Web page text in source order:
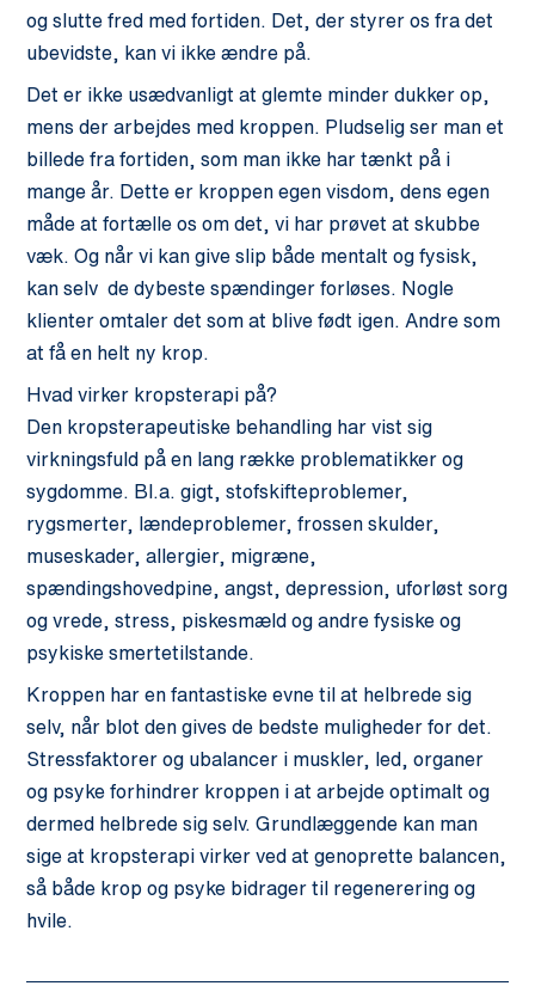
og slutte fred med fortiden. Det, der styrer os fra det
ubevidste, kan vi ikke ændre på.
Det er ikke usædvanligt at glemte minder dukker op,
mens der arbejdes med kroppen. Pludselig ser man et
billede fra fortiden, som man ikke har tænkt på i
mange år. Dette er kroppen egen visdom, dens egen
måde at fortælle os om det, vi har prøvet at skubbe
væk. Og når vi kan give slip både mentalt og fysisk,
kan selv de dybeste spændinger forløses. Nogle
klienter omtaler det som at blive født igen. Andre som
at få en helt ny krop.
Hvad virker kropsterapi på?
Den kropsterapeutiske behandling har vist sig
virkningsfuld på en lang række problematikker og
sygdomme. Bl.a. gigt, stofskifteproblemer,
rygsmerter, lændeproblemer, frossen skulder,
museskader, allergier, migræne,
spændingshovedpine, angst, depression, uforløst sorg
og vrede, stress, piskesmæld og andre fysiske og
psykiske smertetilstande.
Kroppen har en fantastiske evne til at helbrede sig
selv, når blot den gives de bedste muligheder for det.
Stressfaktorer og ubalancer i muskler, led, organer
og psyke forhindrer kroppen i at arbejde optimalt og
dermed helbrede sig selv. Grundlæggende kan man
sige at kropsterapi virker ved at genoprette balancen,
så både krop og psyke bidrager til regenerering og
hvile.